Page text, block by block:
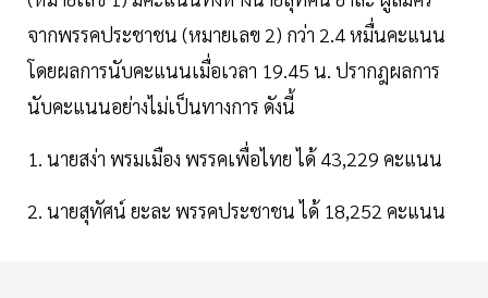
จากพรรคประชาชน (หมายเลข 2) กว่า 2.4 หมื่นคะแนน
โดยผลการนับคะแนนเมื่อเวลา 19.45 น. ปรากฎผลการ
นับคะแนนอย่างไม่เป็นทางการ ดังนี้
1. นายสง่า พรมเมือง พรรคเพื่อไทย ได้ 43,229 คะแนน
2. นายสุทัศน์ ยะละ พรรคประชาชน ได้ 18,252 คะแนน